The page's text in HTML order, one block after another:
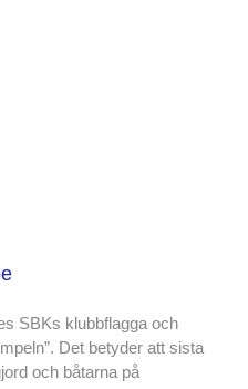
SBKs klubbflagga och
Det betyder att sista
och båtarna på